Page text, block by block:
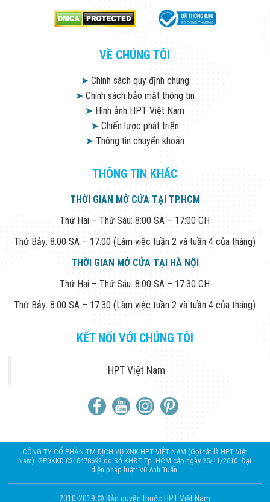
VỀ CHÚNG TÔI
➤Chính sách quy định chung
➤Chính sách bảo mật thông tin
➤ Hình ảnh HPT Việt Nam
➤Chiến lược phát triển
➤Thông tin chuyển khoản
THÔNG TIN KHÁC
THỜI GIAN MỞ CỬA TẠI TP.HCM
Thứ Hai – Thứ Sáu: 8:00 SA – 17:00 CH
Thứ Bảy: 8:00 SA – 17:00 (Làm việc tuần 2 và tuần 4 của tháng)
THỜI GIAN MỞ CỬA TẠI HÀ NỘI
Thứ Hai – Thứ Sáu: 8:00 SA – 17:30 CH
Thứ Bảy: 8:00 SA – 17:30 (Làm việc tuần 2 và tuần 4 của tháng)
KẾT NỐI VỚI CHÚNG TÔI
HPT Việt Nam
CÔNG TY CỔ PHẦN TM DỊCH VỤ XNK HPT VIỆT NAM (Gọi tắt là HPT Việt
Nam). GPDKKD 0310478692 do Sở KHĐT Tp. HCM cấp ngày 25/11/2010. Đại
diện pháp luật: Vũ Anh Tuấn.
2010-2019 © Bản quyền thuộc HPT Việt Nam